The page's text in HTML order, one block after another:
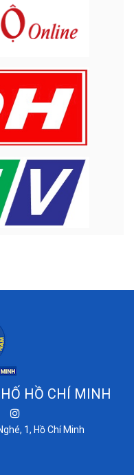
HỒ CHÍ MINH
1, Hồ Chí Minh